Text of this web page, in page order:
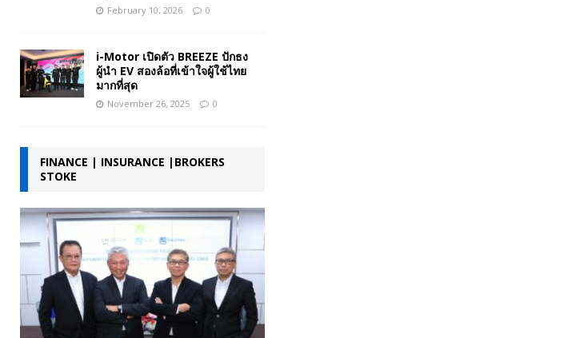
February 10, 2026 0
i-Motor เปิดตัว BREEZE ปักธง
ผู้นำ EV สองล้อที่เข้าใจผู้ใช้ไทย
มากที่สุด
November 26, 2025 0
FINANCE | INSURANCE |BROKERS
STOKE